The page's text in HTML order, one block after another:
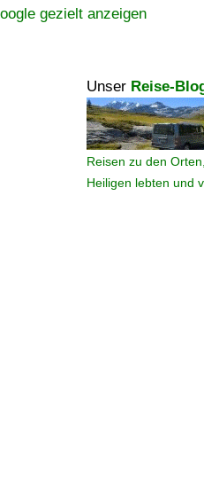
gezielt anzeigen
Unser Reise-
Reisen zu den
Heiligen lebten und